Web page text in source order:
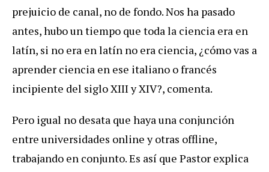
prejuicio de canal, no de fondo. Nos ha pasado
antes, hubo un tiempo que toda la ciencia era en
latín, si no era en latín no era ciencia, ¿cómo vas a
aprender ciencia en ese italiano o francés
incipiente del siglo XIII y XIV?, comenta.
Pero igual no desata que haya una conjunción
entre universidades online y otras offline,
trabajando en conjunto. Es así que Pastor explica